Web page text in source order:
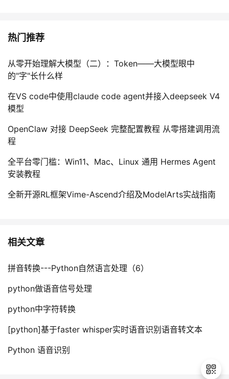
热门推荐
从零开始理解大模型（二）：Token——大模型眼中
的"字"长什么样
在VS code中使用claude code agent并接入deepseek V4
模型
OpenClaw 对接 DeepSeek 完整配置教程 从零搭建调用流
程
全平台零门槛：Win11、Mac、Linux 通用 Hermes Agent
安装教程
全新开源RL框架Vime-Ascend介绍及ModelArts实战指南
相关文章
拼音转换---Python自然语言处理（6）
python做语音信号处理
python中字符转换
[python]基于faster whisper实时语音识别语音转文本
Python 语音识别